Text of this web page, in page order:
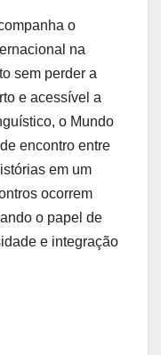
o
na
sem perder a
e acessível a
o Mundo
encontro entre
em um
ocorrem
o papel de
e integração